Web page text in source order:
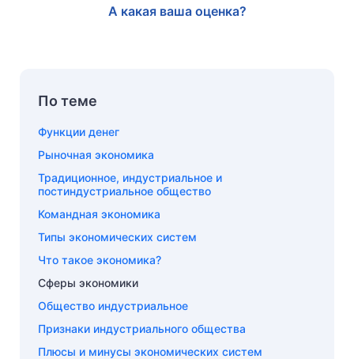
А какая ваша оценка?
По теме
Функции денег
Рыночная экономика
Традиционное, индустриальное и
постиндустриальное общество
Командная экономика
Типы экономических систем
Что такое экономика?
Сферы экономики
Общество индустриальное
Признаки индустриального общества
Плюсы и минусы экономических систем